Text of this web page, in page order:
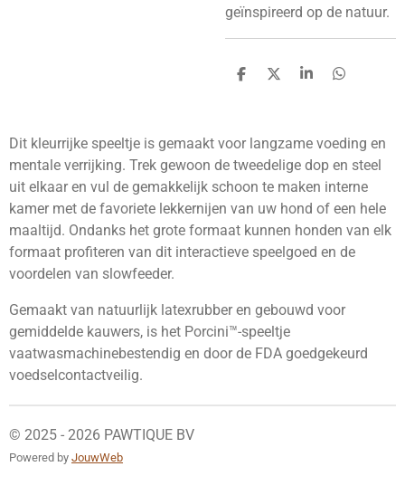
geïnspireerd op de natuur.
D
n
D
S
e
D
n
Dit kleurrijke speeltje is gemaakt voor langzame voeding en
mentale verrijking. Trek gewoon de tweedelige dop en steel
uit elkaar en vul de gemakkelijk schoon te maken interne
kamer met de favoriete lekkernijen van uw hond of een hele
maaltijd. Ondanks het grote formaat kunnen honden van elk
formaat profiteren van dit interactieve speelgoed en de
voordelen van slowfeeder.
Gemaakt van natuurlijk latexrubber en gebouwd voor
gemiddelde kauwers, is het Porcini™-speeltje
vaatwasmachinebestendig en door de FDA goedgekeurd
voedselcontactveilig.
© 2025 - 2026 PAWTIQUE BV
Powered by JouwWeb